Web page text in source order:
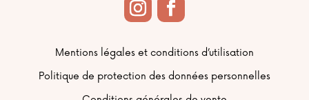
Mentions légales et conditions d’utilisation
Politique de protection des données personnelles